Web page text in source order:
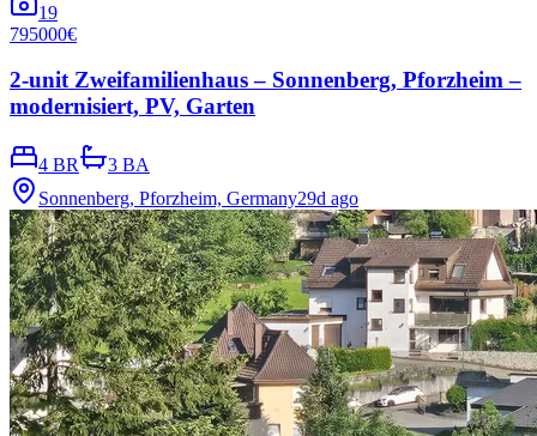
19
795000€
2-unit Zweifamilienhaus – Sonnenberg, Pforzheim –
modernisiert, PV, Garten
4 BR
3 BA
Sonnenberg, Pforzheim, Germany29d ago